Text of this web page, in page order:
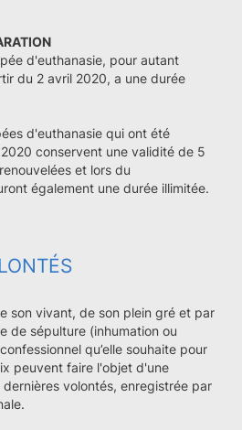
d'euthanasie, pour autant
du 2 avril 2020, a une durée
d'euthanasie qui ont été
conservent une validité de 5
et lors du
également une durée illimitée.
son vivant, de son plein gré et par
de sépulture (inhumation ou
qu’elle souhaite pour
peuvent faire l'objet d'une
volontés, enregistrée par